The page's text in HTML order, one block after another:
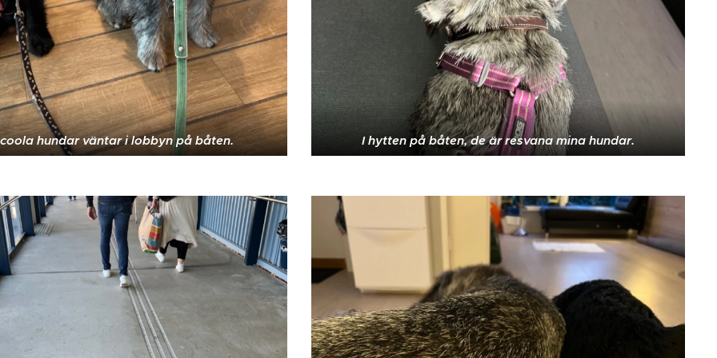
hundar väntar i lobbyn på båten. I hytten på båten, de är resvana mina hundar.